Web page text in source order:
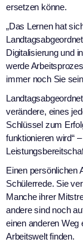
ersetzen könne.
„Das Lernen hat
Digitalisierung und
werde
immer noch Sie
verändere, eines
Schlüssel zum
funktionieren wird“
Einen persönlichen
Schülerrede. Sie
Manche ihrer
andere sind noch
einen anderen Weg
Arbeitswelt finden.